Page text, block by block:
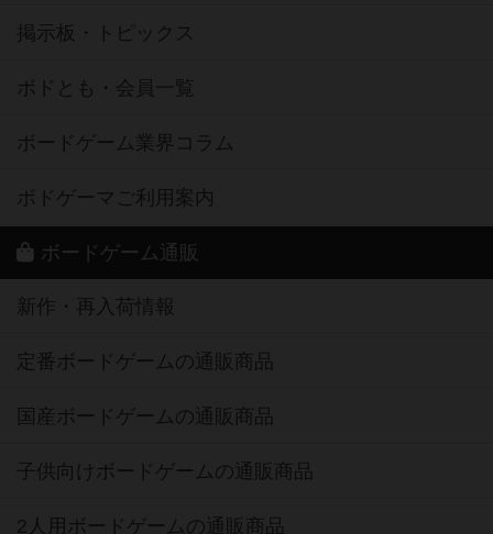
掲示板・トピックス
ボドとも・会員一覧
ボードゲーム業界コラム
ボドゲーマご利用案内
ボードゲーム通販
新作・再入荷情報
定番ボードゲームの通販商品
国産ボードゲームの通販商品
子供向けボードゲームの通販商品
2人用ボードゲームの通販商品